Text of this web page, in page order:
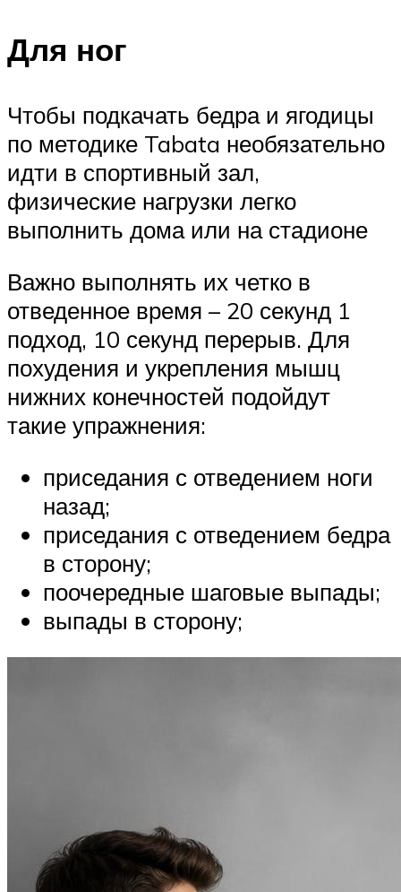
Для ног
Чтобы подкачать бедра и ягодицы
по методике Tabata необязательно
идти в спортивный зал,
физические нагрузки легко
выполнить дома или на стадионе
Важно выполнять их четко в
отведенное время – 20 секунд 1
подход, 10 секунд перерыв. Для
похудения и укрепления мышц
нижних конечностей подойдут
такие упражнения:
приседания с отведением ноги
назад;
приседания с отведением бедра
в сторону;
поочередные шаговые выпады;
выпады в сторону;